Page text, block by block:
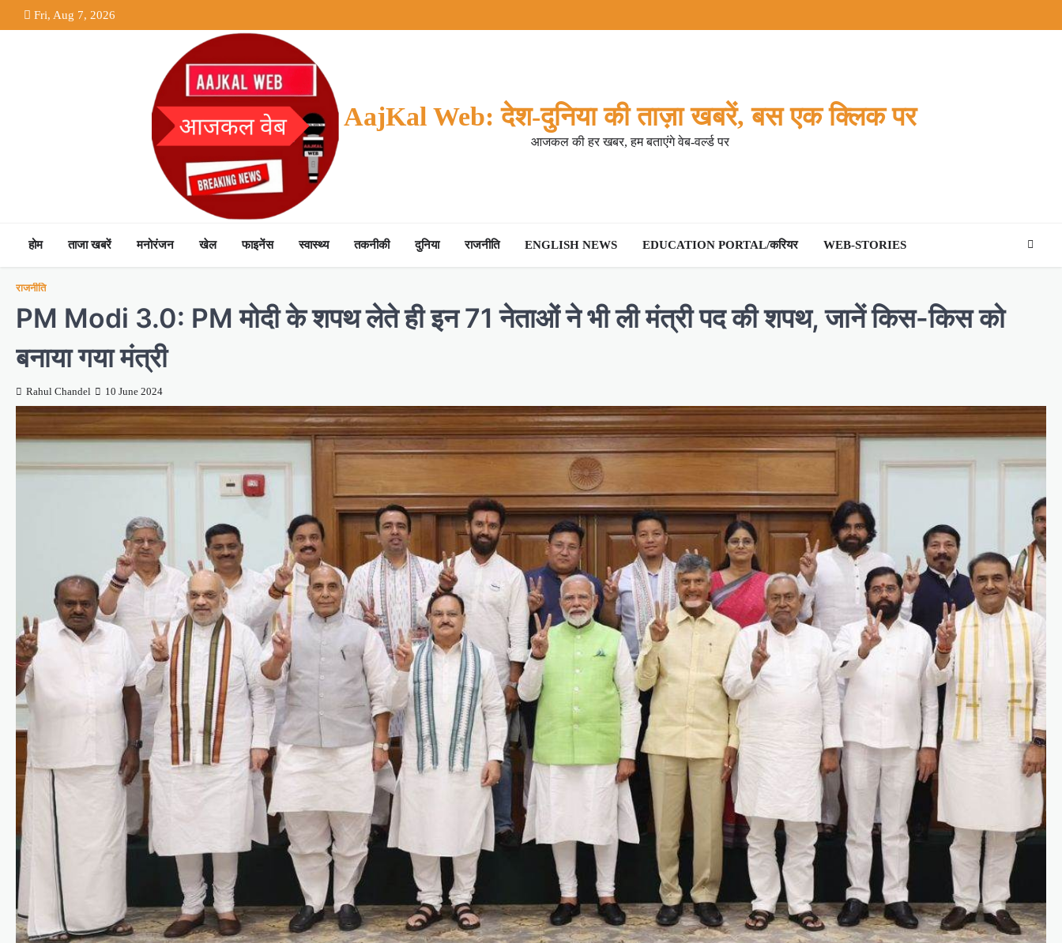
to
Fri, Aug 7, 2026
AajKal Web: देश-दुनिया की ताज़ा खबरें, बस एक क्लिक पर
आजकल की हर खबर, हम बताएंगे वेब-वर्ल्ड पर
होम ताजा खबरें मनोरंजन खेल फाइनेंस स्वास्थ्य तकनीकी दुनिया राजनीति ENGLISH NEWS EDUCATION PORTAL/करियर WEB-STORIES
राजनीति
PM Modi 3.0: PM मोदी के शपथ लेते ही इन 71 नेताओं ने भी ली मंत्री पद की शपथ, जानें किस-किस को
बनाया गया मंत्री
Rahul Chandel 10 June 2024